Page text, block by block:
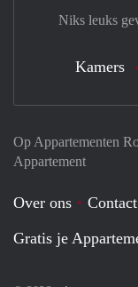
Op Appartementen
Appartement
Over ons Contact
Gratis je
Niks leuks
Kamers